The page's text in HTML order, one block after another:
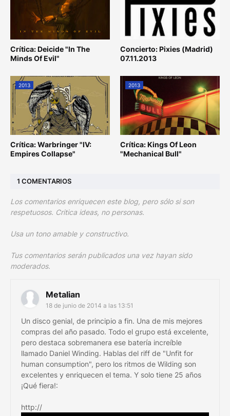
Crítica: Deicide "In The
Minds Of Evil"
Concierto: Pixies (Madrid)
07.11.2013
2013
Crítica: Warbringer "IV:
Empires Collapse"
2013
Crítica: Kings Of Leon
"Mechanical Bull"
1 COMENTARIOS
Los comentarios enriquecen este blog, pero sólo si son
respetuosos. Critica ideas, no personas.
Usa un tono amable y constructivo.
Tus comentarios serán publicados una vez hayan sido
moderados.
Metalian
18 de junio de 2014 a las 13:51
Un disco genial, de principio a fin. Una de mis mejores
compras del año pasado. Todo el grupo está excelente,
pero destaca sobremanera ese batería increíble
llamado Daniel Winding. Hablas del riff de "Unfit for
human consumption", pero los ritmos de Wilding son
excelentes y enriquecen el tema. Y solo tiene 25 años
¡Qué fiera!:
http://